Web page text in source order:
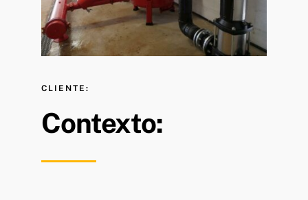
CLIENTE:
Contexto: